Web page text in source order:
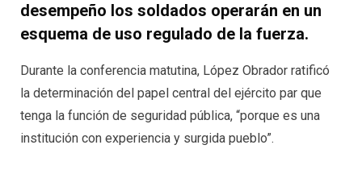
desempeño los soldados operarán en un
esquema de uso regulado de la fuerza.
Durante la conferencia matutina, López Obrador ratificó
la determinación del papel central del ejército par que
tenga la función de seguridad pública, “porque es una
institución con experiencia y surgida pueblo”.